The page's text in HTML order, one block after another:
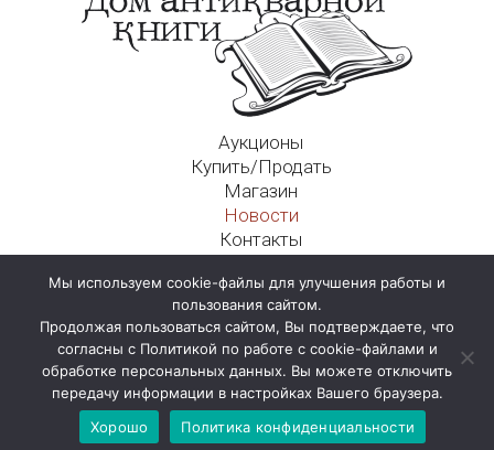
Аукционы
Купить/Продать
Магазин
Новости
Контакты
125009, г. Москва, Никитский пер., д. 4а, стр. 1
Мы используем cookie-файлы для улучшения работы и
пользования сайтом.
Продолжая пользоваться сайтом, Вы подтверждаете, что
согласны с Политикой по работе с cookie-файлами и
обработке персональных данных. Вы можете отключить
передачу информации в настройках Вашего браузера.
Хорошо
Политика конфиденциальности